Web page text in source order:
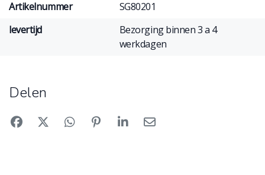
Artikelnummer
SG80201
levertijd
Bezorging binnen 3 a 4
werkdagen
Delen